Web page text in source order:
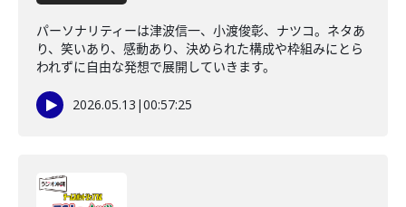
パーソナリティーは津波信一、小渡俊彰、ナツコ。ネタあ
り、笑いあり、感動あり、決められた構成や枠組みにとら
われずに自由な発想で展開していきます。
2026.05.13 |00:57:25